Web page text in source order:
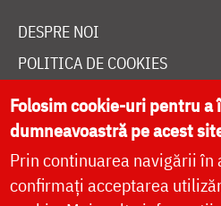
DESPRE NOI
POLITICA DE COOKIES
DONEAZĂ ONLINE PENTRU
LIVE
Folosim cookie-uri pentru
dumneavoastră pe acest
Prin continuarea navigării în
confirmați acceptarea